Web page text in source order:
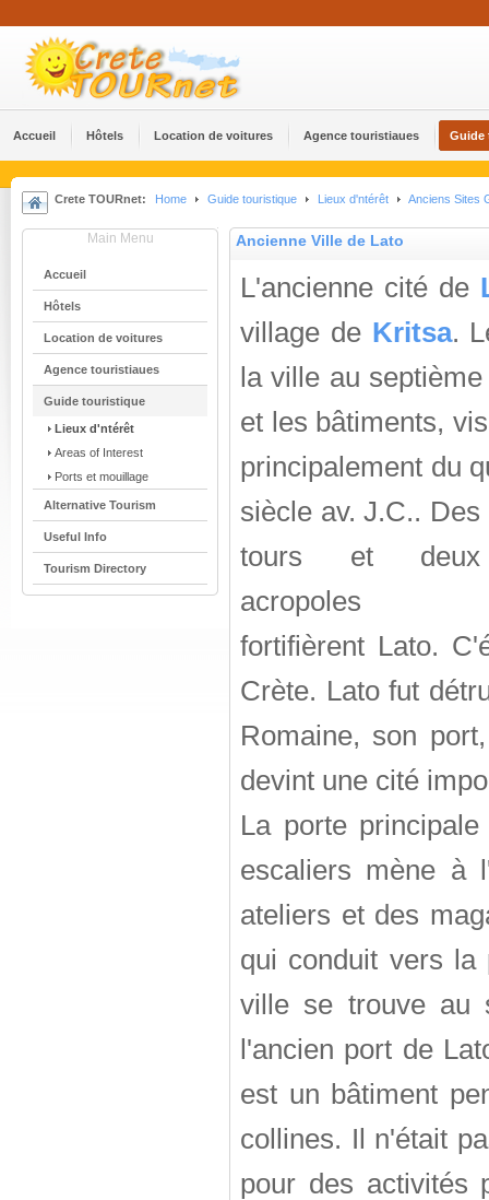
Accueil Hôtels Location de voitures Agence touristiaues Guide
Crete TOURnet: Home Guide touristique Lieux d'ntérêt Anciens Sites
Main Menu
Accueil
Hôtels
Location de voitures
Agence touristiaues
Guide touristique
Lieux d'ntérêt
Areas of Interest
Ports et mouillage
Alternative Tourism
Useful Info
Tourism Directory
Ancienne Ville de Lato
L'ancienne cité de
village de Kritsa.
la ville au
et les bâtiments,
principalement du
siècle av. J.C.. Des
tours et deux
acropoles
fortifièrent Lato.
Crète. Lato fut
Romaine, son
devint une cité
La porte
escaliers mène à
ateliers et des
qui conduit vers
ville se trouve au
l'ancien port de
est un bâtiment
collines. Il n'était
pour des activités